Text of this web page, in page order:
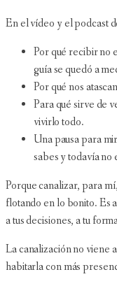
En el vídeo y el podcast
Por qué recibir no
guía se quedó a
Por qué nos
Para qué sirve de
vivirlo todo.
Una pausa para
sabes y todavía no
Porque canalizar, para
flotando en lo bonito. Es
a tus decisiones, a tu
La canalización no viene
habitarla con más